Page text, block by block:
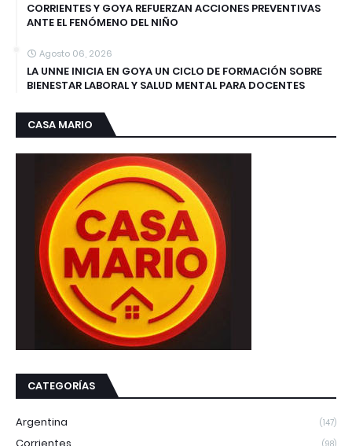
CORRIENTES Y GOYA REFUERZAN ACCIONES PREVENTIVAS
ANTE EL FENÓMENO DEL NIÑO
Agosto 06, 2026
LA UNNE INICIA EN GOYA UN CICLO DE FORMACIÓN SOBRE
BIENESTAR LABORAL Y SALUD MENTAL PARA DOCENTES
CASA MARIO
CATEGORÍAS
Argentina (147)